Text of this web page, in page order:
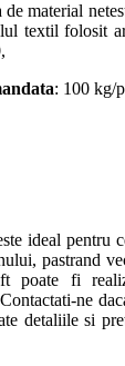
material
textil folosit
: 100 kg/
ideal pentru
pastrand
poate fi
ne
detaliile si